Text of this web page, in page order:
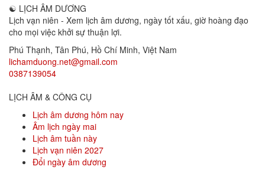
☯ LỊCH ÂM DƯƠNG
Lịch vạn niên - Xem lịch âm dương, ngày tốt xấu, giờ hoàng đạo
cho mọi việc khởi sự thuận lợi.
Phú Thạnh, Tân Phú, Hồ Chí Minh, Việt Nam
lichamduong.net@gmail.com
0387139054
LỊCH ÂM & CÔNG CỤ
Lịch âm dương hôm nay
Âm lịch ngày mai
Lịch âm tuần này
Lịch vạn niên 2027
Đổi ngày âm dương